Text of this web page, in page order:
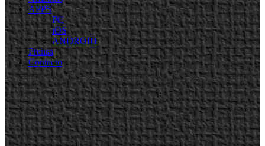
APPS
PC
iOS
ANDROID
Prensa
Contacto